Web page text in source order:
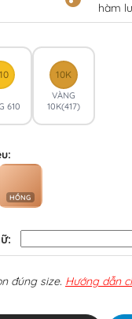
hàm
610
10K
VÀNG
10K(417)
HỒNG
đúng size. Hướng dẫn